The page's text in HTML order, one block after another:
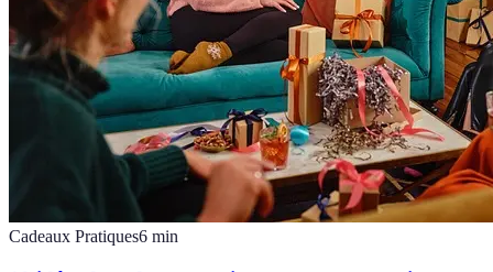
Cadeaux Pratiques6 min